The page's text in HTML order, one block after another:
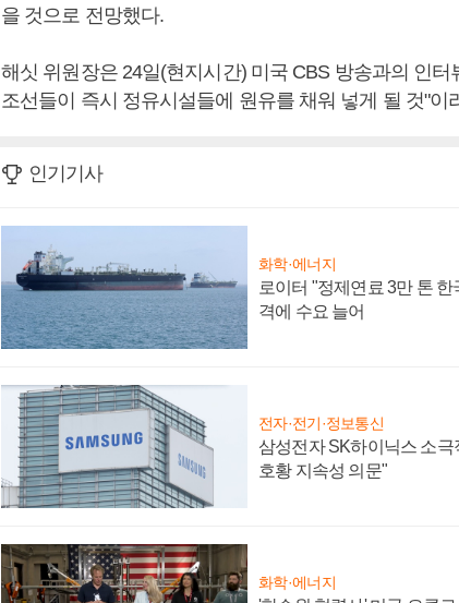
을 것으로 전망했다.
해싯 위원장은 24일(현지시간) 미국 CBS 방송과의 인
조선들이 즉시 정유시설들에 원유를 채워 넣게 될 것"이
인기기사
화학·에너지
로이터 "정제연료 3만 톤
격에 수요 늘어
전자·전기·정보통신
삼성전자 SK하이닉스 소극
호황 지속성 의문"
화학·에너지